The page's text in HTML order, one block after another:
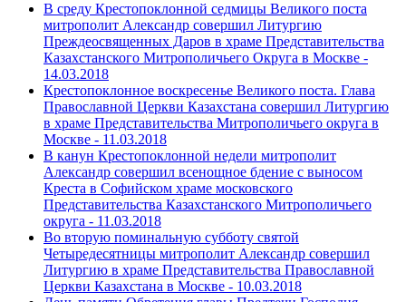
В среду Крестопоклонной седмицы Великого поста
митрополит Александр совершил Литургию
Преждеосвященных Даров в храме Представительства
Казахстанского Митрополичьего Округа в Москве -
14.03.2018
Крестопоклонное воскресенье Великого поста. Глава
Православной Церкви Казахстана совершил Литургию
в храме Представительства Митрополичьего округа в
Москве - 11.03.2018
В канун Крестопоклонной недели митрополит
Александр совершил всенощное бдение с выносом
Креста в Софийском храме московского
Представительства Казахстанского Митрополичьего
округа - 11.03.2018
Во вторую поминальную субботу святой
Четыредесятницы митрополит Александр совершил
Литургию в храме Представительства Православной
Церкви Казахстана в Москве - 10.03.2018